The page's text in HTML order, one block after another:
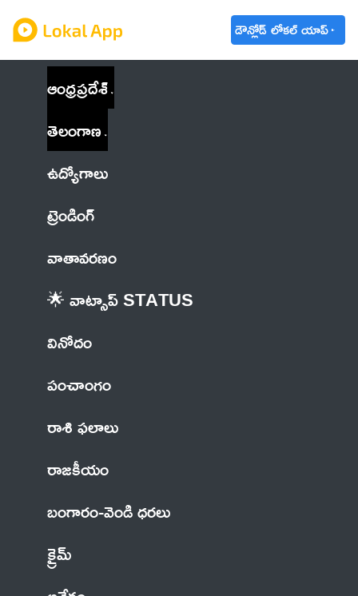
డౌన్లోడ్ లోకల్ యాప్
ఆంధ్రప్రదేశ్
తెలంగాణ
ఉద్యోగాలు
ట్రెండింగ్
వాతావరణం
🌟 వాట్సాప్ STATUS
వినోదం
పంచాంగం
రాశి ఫలాలు
రాజకీయం
బంగారం-వెండి ధరలు
క్రైమ్